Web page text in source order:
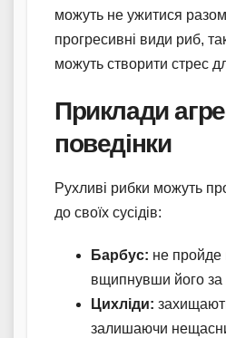
можуть не ужитися
прогресивні види риб,
можуть створити стрес
Приклади
поведінки
Рухливі рибки можуть
до своїх сусідів:
Барбус: не пройде
вщипнувши його за
Цихліди:
залишаючи